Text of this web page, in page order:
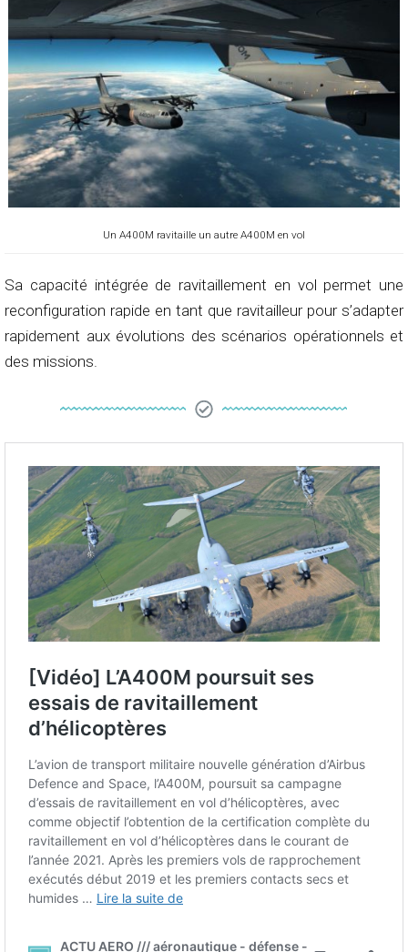
Un A400M ravitaille un autre A400M en vol
Sa capacité intégrée de ravitaillement en vol permet une
reconfiguration rapide en tant que ravitailleur pour s’adapter
rapidement aux évolutions des scénarios opérationnels et
des missions.